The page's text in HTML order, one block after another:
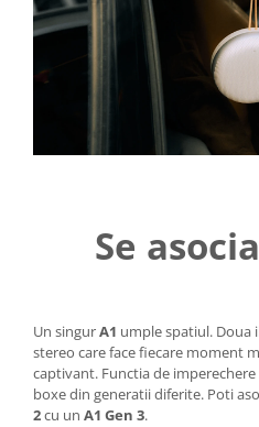
Se
Un singurA1 umple spatiul. Doua
stereo care face fiecare moment
captivant. Functia de
boxe din generatii diferite. Poti
2cu un A1 Gen 3.